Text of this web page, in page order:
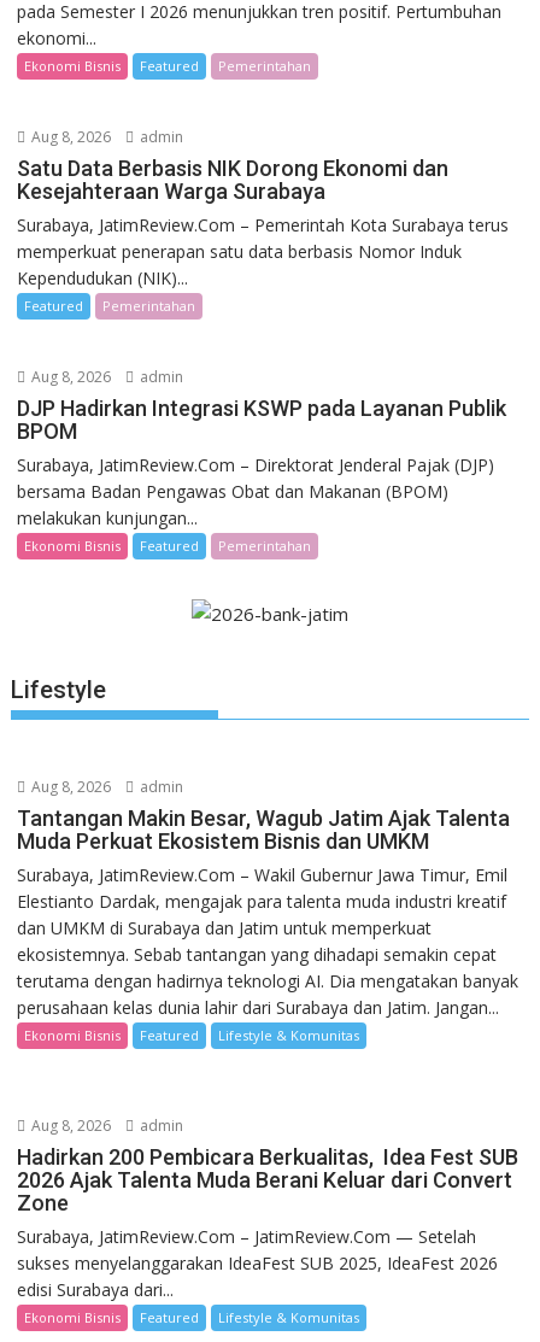
pada Semester I 2026 menunjukkan tren positif. Pertumbuhan
ekonomi...
Ekonomi Bisnis Featured Pemerintahan
Aug 8, 2026 admin
Satu Data Berbasis NIK Dorong Ekonomi dan
Kesejahteraan Warga Surabaya
Surabaya, JatimReview.Com – Pemerintah Kota Surabaya terus
memperkuat penerapan satu data berbasis Nomor Induk
Kependudukan (NIK)...
Featured Pemerintahan
Aug 8, 2026 admin
DJP Hadirkan Integrasi KSWP pada Layanan Publik
BPOM
Surabaya, JatimReview.Com – Direktorat Jenderal Pajak (DJP)
bersama Badan Pengawas Obat dan Makanan (BPOM)
melakukan kunjungan...
Ekonomi Bisnis Featured Pemerintahan
Lifestyle
Aug 8, 2026 admin
Tantangan Makin Besar, Wagub Jatim Ajak Talenta
Muda Perkuat Ekosistem Bisnis dan UMKM
Surabaya, JatimReview.Com – Wakil Gubernur Jawa Timur, Emil
Elestianto Dardak, mengajak para talenta muda industri kreatif
dan UMKM di Surabaya dan Jatim untuk memperkuat
ekosistemnya. Sebab tantangan yang dihadapi semakin cepat
terutama dengan hadirnya teknologi AI. Dia mengatakan banyak
perusahaan kelas dunia lahir dari Surabaya dan Jatim. Jangan...
Ekonomi Bisnis Featured Lifestyle & Komunitas
Aug 8, 2026 admin
Hadirkan 200 Pembicara Berkualitas, Idea Fest SUB
2026 Ajak Talenta Muda Berani Keluar dari Convert
Zone
Surabaya, JatimReview.Com – JatimReview.Com — Setelah
sukses menyelanggarakan IdeaFest SUB 2025, IdeaFest 2026
edisi Surabaya dari...
Ekonomi Bisnis Featured Lifestyle & Komunitas